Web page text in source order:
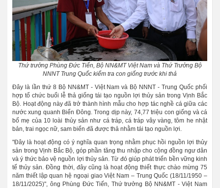
Thứ trưởng Phùng Đức Tiến, Bộ NN&MT Việt Nam và Thứ Trưởng Bộ
NNNT Trung Quốc kiểm tra con giống trước khi thả
Đây là lần thứ 8 Bộ NN&MT - Việt Nam và Bộ NNNT - Trung Quốc phối
hợp tổ chức buổi lễ thả giống tái tạo nguồn lợi thủy sản trong Vịnh Bắc
Bộ. Hoạt động này đã trở thành hình mẫu cho hợp tác nghề cá giữa các
nước xung quanh Biển Đông. Trong dịp này, 74,77 triệu con giống và cá
bố mẹ của 10 loài thủy sản như cá tráp, cá tráp vây vàng, tôm he nhật
bản, trai ngọc nữ, sam biển đã được thả nhằm tái tạo nguồn lợi.
"Đây là hoạt động có ý nghĩa quan trọng nhằm phục hồi nguồn lợi thủy
sản trong Vịnh Bắc Bộ, góp phần tăng thu nhập cho cộng đồng ngư dân
và ý thức bảo vệ nguồn lợi thủy sản. Từ đó giúp phát triển bền vững kinh
tế thủy sản. Đồng thời, đây cũng là hoạt động thiết thực chào mừng 75
năm thiết lập quan hệ ngoại giao Việt Nam – Trung Quốc (18/11/1950 –
18/11/2025)", ông Phùng Đức Tiến, Thứ trưởng Bộ NN&MT - Việt Nam